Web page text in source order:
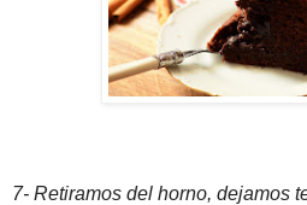
7- Retiramos del horno, dejamos